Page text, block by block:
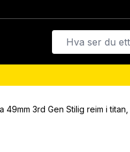
49mm 3rd Gen Stilig reim i